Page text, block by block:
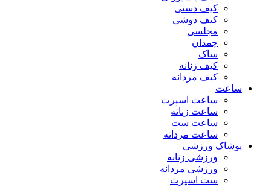
کیف دستی
کیف دوشی
مجلسی
چمدان
ساک
کیف زنانه
کیف مردانه
ساعت
ساعت اسپرت
ساعت زنانه
ساعت ست
ساعت مردانه
پوشاک ورزشی
ورزشی زنانه
ورزشی مردانه
ست اسپرت